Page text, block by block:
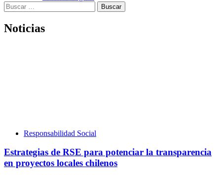
Buscar:
Noticias
Responsabilidad Social
Estrategias de RSE para potenciar la transparencia
en proyectos locales chilenos